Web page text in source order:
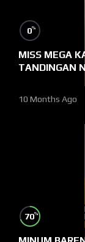
0%
MISS MEGA
TANDINGAN
10 Months Ago
70%